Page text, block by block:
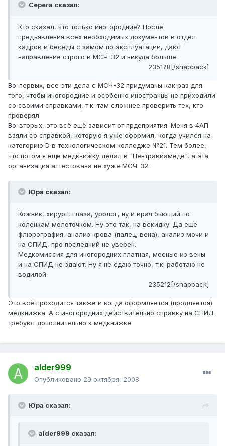
Серега сказал:
Кто сказал, что только иногородние? После
предъявления всех необходимых документов в отдел
кадров и беседы с замом по эксплуатации, дают
направление строго в МСЧ-32 и никуда больше.
235178[/snapback]
Во-первых, все эти дела с МСЧ-32 придуманы как раз для
того, чтобы иногородние и особенно иностранцы не приходили
со своими справками, т.к. там сложнее проверить тех, кто
проверял.
Во-вторых, это всё ещё зависит от прдеприятия. Меня в 4АП
взяли со справкой, которую я уже оформил, когда учился на
категорию D в технологическом колледже №21. Тем более,
что потом я ещё медкнижку делал в "Центравиамеде", а эта
организация аттестована не хуже МСЧ-32.
Юра сказал:
Кожник, хирург, глаза, уролог, ну и врач бьющий по
коленкам молоточком. Ну это так, на вскидку. Да ещё
флюрография, анализ крова (палец, вена), анализ мочи и
на СПИД, про последний не уверен.
Медкомиссия для иногородних платная, месные из вены
и на СПИД не здают. Ну я не сдаю точно, т.к. работаю не
водилой.
235212[/snapback]
Это всё проходится также и когда оформляется (продляется)
медкнижка. А с иногородних действительно справку на СПИД
требуют дополнительно к медкнижке.
alder999
Опубликовано 29 октября, 2008
Юра сказал:
alder999 сказал: